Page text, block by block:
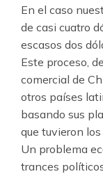
En el caso
de casi cuatro
escasos dos
Este proceso,
comercial de
otros países
basando sus
que tuvieron
Un problema
trances